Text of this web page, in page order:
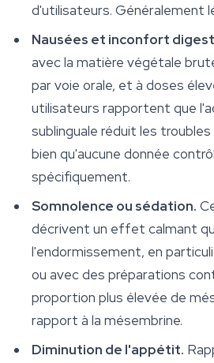
d'utilisateurs. Généralement
Nausées et inconfort
avec la matière végétale
par voie orale, et à doses
utilisateurs rapportent que
sublinguale réduit les
bien qu'aucune donnée
spécifiquement.
Somnolence ou sédation.
décrivent un effet calmant
l'endormissement, en
ou avec des préparations
proportion plus élevée de
rapport à la mésembrine.
Diminution de l'appétit.